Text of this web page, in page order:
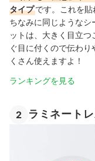
タイプです。これを貼
ちなみに同じようなシ
ットは、大きく目立
ぐ目に付くので伝わ
くさん使えますよ！
ランキングを見る
2 ラミネート